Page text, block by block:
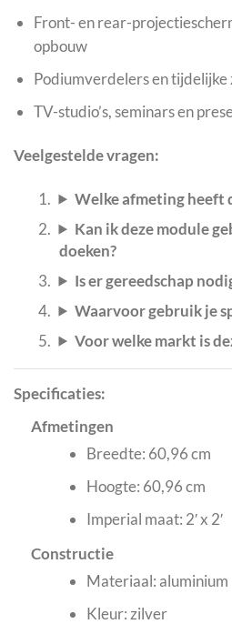
Front- en rear-
opbouw
Podiumverdelers en tijdelijke
TV-studio’s, seminars en
Veelgestelde vragen:
Welke afmeting heeft
Kan ik deze module
doeken?
Is er gereedschap
Waarvoor gebruik je
Voor welke markt is
Specificaties:
Afmetingen
Breedte: 60,96 cm
Hoogte: 60,96 cm
Imperial maat: 2′ x 2′
Constructie
Materiaal: aluminium
Kleur: zilver